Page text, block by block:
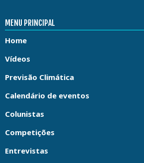
MENU PRINCIPAL
Home
Vídeos
Previsão Climática
Calendário de eventos
Colunistas
Competições
Entrevistas